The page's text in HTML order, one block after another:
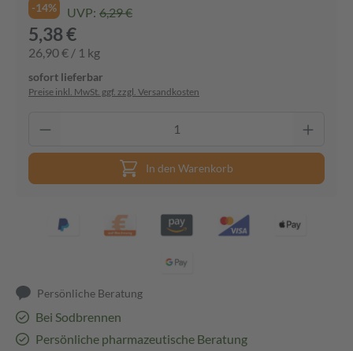
-14% UVP: 6,29 €
5,38 €
26,90 € / 1 kg
sofort lieferbar
Preise inkl. MwSt. ggf. zzgl. Versandkosten
In den Warenkorb
Persönliche Beratung
Bei Sodbrennen
Persönliche pharmazeutische Beratung